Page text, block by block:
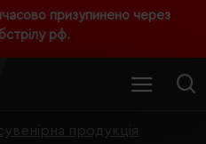
призупинено через
рф.
продукція